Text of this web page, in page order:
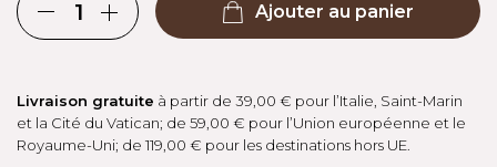
Ajouter au panier
Livraison gratuite à partir de 39,00 € pour l’Italie, Saint-Marin
et la Cité du Vatican; de 59,00 € pour l’Union européenne et le
Royaume-Uni; de 119,00 € pour les destinations hors UE.